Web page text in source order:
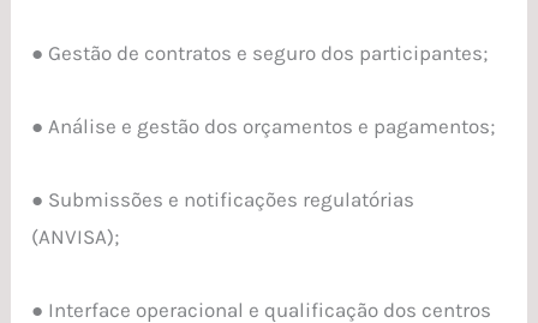
● Gestão de contratos e seguro dos participantes;
● Análise e gestão dos orçamentos e pagamentos;
● Submissões e notificações regulatórias
(ANVISA);
● Interface operacional e qualificação dos centros